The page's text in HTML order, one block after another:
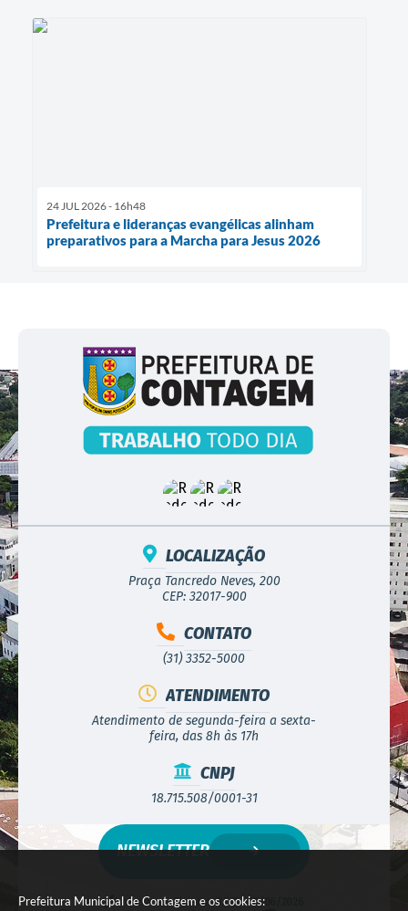
Prefeitura Municipal de Contagem e os cookies:
24 JUL 2026 - 16h48
Prefeitura e lideranças evangélicas alinham
preparativos para a Marcha para Jesus 2026
LOCALIZAÇÃO
Praça Tancredo Neves, 200
CEP: 32017-900
CONTATO
(31) 3352-5000
ATENDIMENTO
Atendimento de segunda-feira a sexta-
feira, das 8h às 17h
CNPJ
18.715.508/0001-31
Versão do Sistema:3.5.3 - 19/06/2026
NEWSLETTER